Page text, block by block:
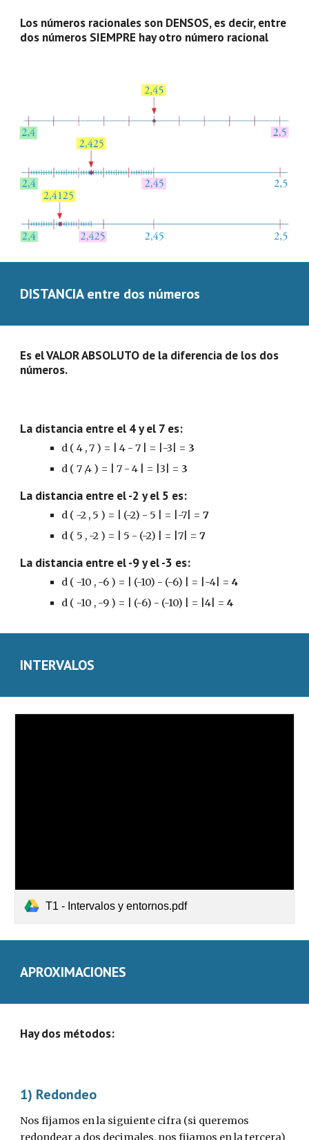
Los números racionales son DENSOS, es decir, entre
dos números SIEMPRE hay otro número racional
DISTANCIA entre dos números
Es el VALOR ABSOLUTO de la diferencia de los dos
números.
La distancia entre el 4 y el 7 es:
d ( 4 , 7 ) = | 4 - 7 | = |-3| = 3
d ( 7 ,4 ) = | 7 - 4 | = |3| = 3
La distancia entre el -2 y el 5 es:
d ( -2 , 5 ) = | (-2) - 5 | = |-7| = 7
d ( 5 , -2 ) = | 5 - (-2) | = |7| = 7
La distancia entre el -9 y el -3 es:
d ( -10 , -6 ) = | (-10) - (-6) | = |-4| = 4
d ( -10 , -9 ) = | (-6) - (-10) | = |4| = 4
INTERVALOS
T1 - Intervalos y entornos.pdf
APROXIMACIONES
Hay dos métodos:
1) Redondeo
Nos fijamos en la siguiente cifra (si queremos
redondear a dos decimales, nos fijamos en la tercera)